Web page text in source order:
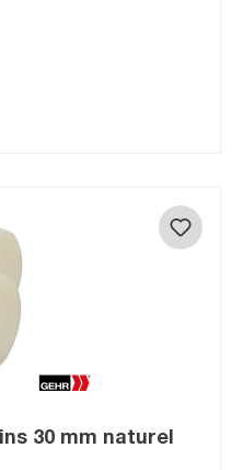
30 mm naturel